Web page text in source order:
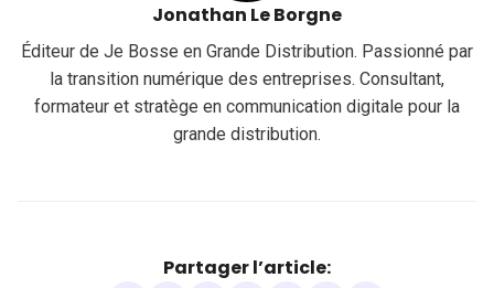
Jonathan Le Borgne
Éditeur de Je Bosse en Grande Distribution. Passionné par
la transition numérique des entreprises. Consultant,
formateur et stratège en communication digitale pour la
grande distribution.
Partager l’article: